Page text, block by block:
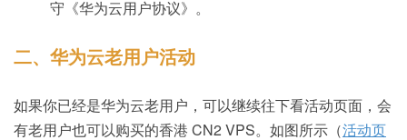
守《华为云用户协议》。
二、华为云老用户活动
如果你已经是华为云老用户，可以继续往下看活动页面，会
有老用户也可以购买的香港 CN2 VPS。如图所示（活动页